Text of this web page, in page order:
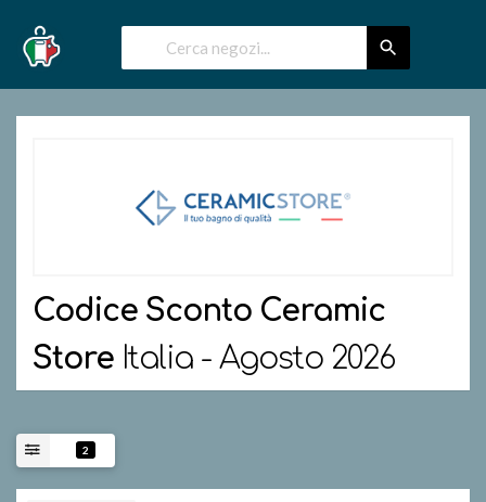
Codice Sconto Ceramic
Store Italia - Agosto 2026
2